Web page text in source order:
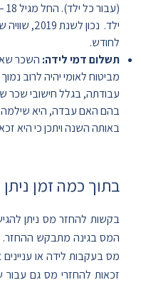
לחודש.
תשלום דמי לידה: השכר
מביטוח לאומי יהיה לרוב
עבודתה, בגלל חישובי שכר
בהם האם עבדה, היא שילמה
באותה השנה ויתכן כי היא
בתוך כמה זמן
בקשות להחזר מס ניתן
המס בגינה מתבקש ההחזר.
מס בעקבות לידה או
זכאות להחזרי מס גם עבור